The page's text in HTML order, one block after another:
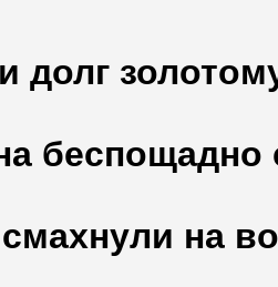
долг
беспощадно
на